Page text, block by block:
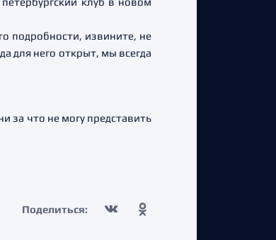
подробности, извините, не
для него открыт, мы всегда
за что не могу представить
Поделиться: